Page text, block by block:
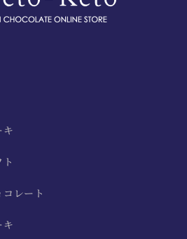
キ
レート
キ